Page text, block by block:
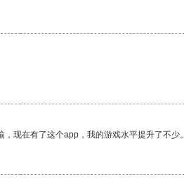
现在有了这个app，我的游戏水平提升了不少。